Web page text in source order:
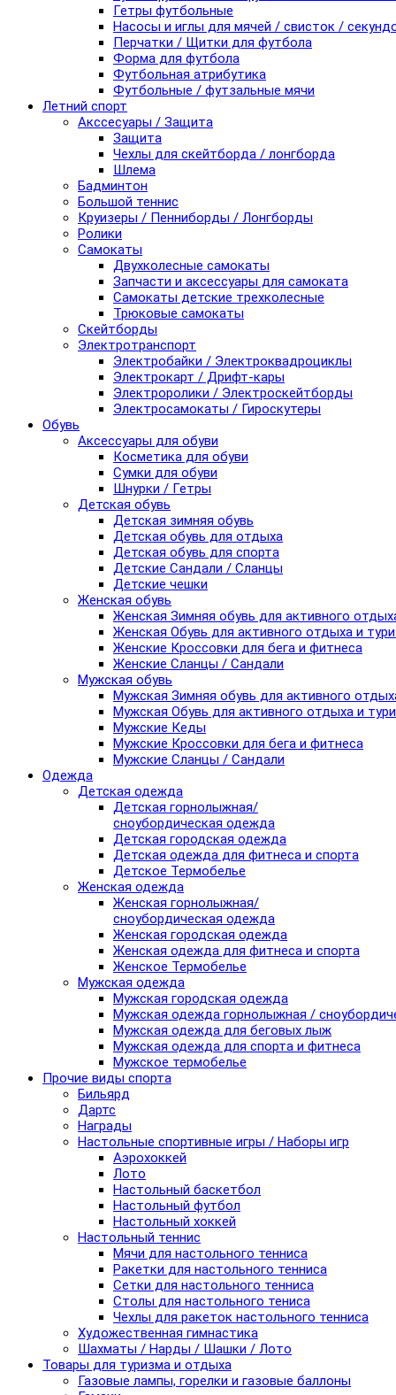
Гетры футбольные
Насосы и иглы для мячей / свисток /
Перчатки / Щитки для футбола
Форма для футбола
Футбольная атрибутика
Футбольные / футзальные мячи
Летний спорт
Акссесуары / Защита
Защита
Чехлы для скейтборда / лонгборда
Шлема
Бадминтон
Большой теннис
Круизеры / Пенниборды / Лонгборды
Ролики
Самокаты
Двухколесные самокаты
Запчасти и аксессуары для самоката
Самокаты детские трехколесные
Трюковые самокаты
Скейтборды
Электротранспорт
Электробайки / Электроквадроциклы
Электрокарт / Дрифт-кары
Электроролики / Электроскейтборды
Электросамокаты / Гироскутеры
Обувь
Аксессуары для обуви
Косметика для обуви
Сумки для обуви
Шнурки / Гетры
Детская обувь
Детская зимняя обувь
Детская обувь для отдыха
Детская обувь для спорта
Детские Сандали / Сланцы
Детские чешки
Женская обувь
Женская Зимняя обувь для активного
Женская Обувь для активного отдыха и
Женские Кроссовки для бега и фитнеса
Женские Сланцы / Сандали
Мужская обувь
Мужская Зимняя обувь для активного
Мужская Обувь для активного отдыха и
Мужские Кеды
Мужские Кроссовки для бега и фитнеса
Мужские Сланцы / Сандали
Одежда
Детская одежда
Детская горнолыжная/
сноубордическая одежда
Детская городская одежда
Детская одежда для фитнеса и спорта
Детское Термобелье
Женская одежда
Женская горнолыжная/
сноубордическая одежда
Женская городская одежда
Женская одежда для фитнеса и спорта
Женское Термобелье
Мужская одежда
Мужская городская одежда
Мужская одежда горнолыжная /
Мужская одежда для беговых лыж
Мужская одежда для спорта и фитнеса
Мужское термобелье
Прочие виды спорта
Бильярд
Дартс
Награды
Настольные спортивные игры / Наборы игр
Аэрохоккей
Лото
Настольный баскетбол
Настольный футбол
Настольный хоккей
Настольный теннис
Мячи для настольного тенниса
Ракетки для настольного тенниса
Сетки для настольного тенниса
Столы для настольного тениса
Чехлы для ракеток настольного тенниса
Художественная гимнастика
Шахматы / Нарды / Шашки / Лото
Товары для туризма и отдыха
Газовые лампы, горелки и газовые баллоны